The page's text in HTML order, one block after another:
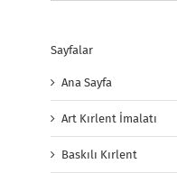
Sayfalar
Ana Sayfa
Art Kırlent İmalatı
Baskılı Kırlent